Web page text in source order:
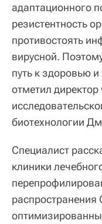
адаптационного
резистентность
противостоять
вирусной.
путь к здоровью
отметил
биотехнологии
Специалист
клиники
распространения